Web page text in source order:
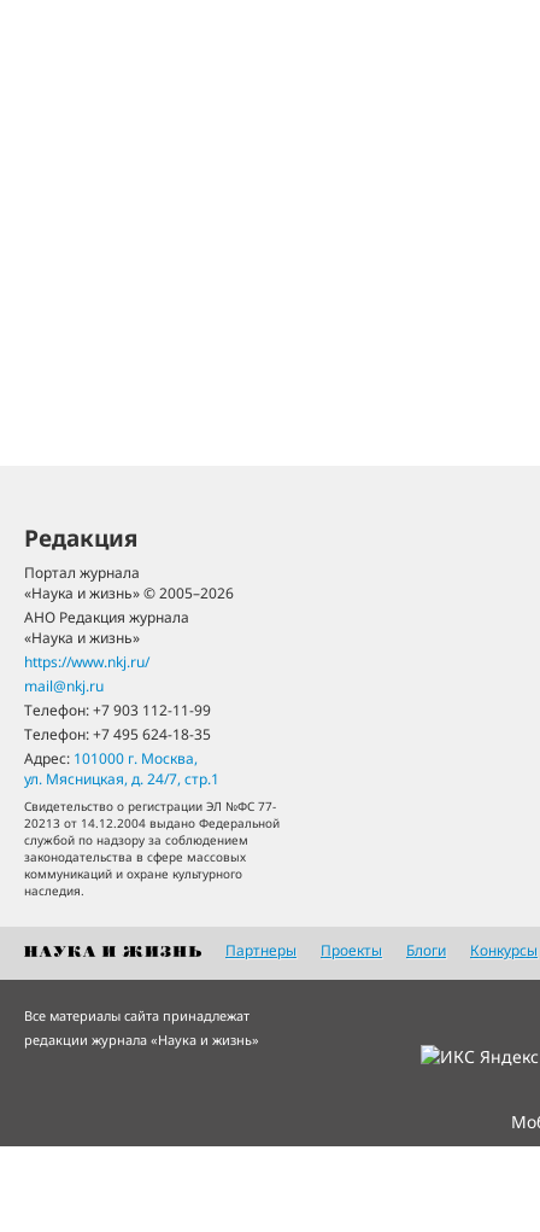
Редакция
Портал журнала
«Наука и жизнь» © 2005–2026
АНО Редакция журнала
«Наука и жизнь»
https://www.nkj.ru/
mail@nkj.ru
Телефон:+7 903 112-11-99
Телефон:+7 495 624-18-35
Адрес: 101000 г. Москва,
ул. Мясницкая, д. 24/7, стр.1
Свидетельство о регистрации ЭЛ №ФС 77-
20213 от 14.12.2004 выдано Федеральной
службой по надзору за соблюдением
законодательства в сфере массовых
коммуникаций и охране культурного
наследия.
Партнеры Проекты Блоги Конкурсы
Все материалы сайта принадлежат
редакции журнала «Наука и жизнь»